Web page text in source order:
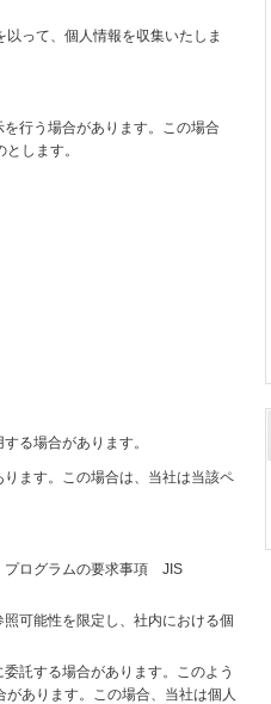
って、個人情報を収集いたしま
行う場合があります。この場合
します。
る場合があります。
ます。この場合は、当社は当該ペ
プログラムの要求事項 JIS
可能性を限定し、社内における個
託する場合があります。このよう
あります。この場合、当社は個人